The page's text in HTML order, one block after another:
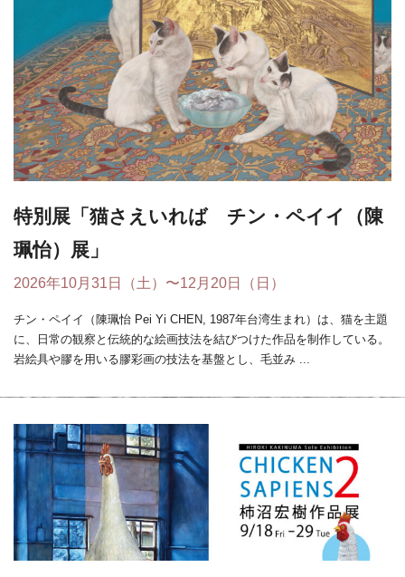
特別展「猫さえいれば チン・ペイイ（陳
珮怡）展」
2026年10月31日（土）〜12月20日（日）
チン・ペイイ（陳珮怡 Pei Yi CHEN, 1987年台湾生まれ）は、猫を主題
に、日常の観察と伝統的な絵画技法を結びつけた作品を制作している。
岩絵具や膠を用いる膠彩画の技法を基盤とし、毛並み ...